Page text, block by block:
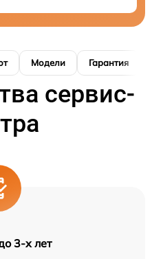
Модели Гарантия
сервис-
3-х лет